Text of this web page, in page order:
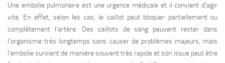
Une embolie pulmonaire est une urgence médicale et il convient d’agir
vite. En effet, selon les cas, le caillot peut bloquer partiellement ou
complètement l’artère. Des caillots de sang peuvent rester dans
l’organisme très longtemps sans causer de problèmes majeurs, mais
l’embolie survient de manière souvent très rapide et son issue peut être